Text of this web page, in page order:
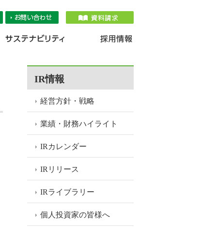
IR情報
経営方針・戦略
業績・財務ハイライト
IRカレンダー
IRリリース
IRライブラリー
個人投資家の皆様へ